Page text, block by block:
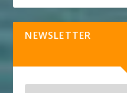
NEWSLETTER